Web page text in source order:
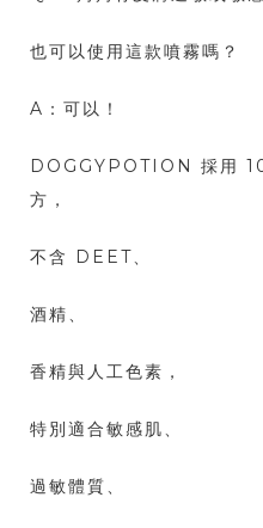
也可以使用這款噴霧嗎？
A：可以！
DOGGYPOTION 採用
方，
不含 DEET、
酒精、
香精與人工色素，
特別適合敏感肌、
過敏體質、